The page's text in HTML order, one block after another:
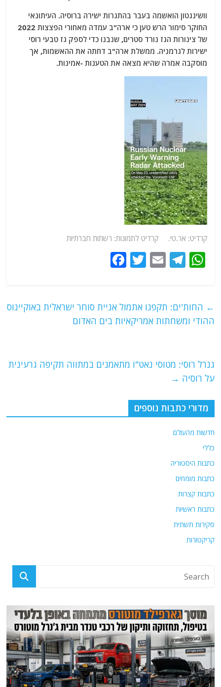
וושינגטון הואשמה בעבר בהתגרות ישירה ברוסיה. העיתונאי
החוקר סימור הרש טען כי ארה"ב עמדה מאחורי הפצצות 2022
של צינורות הגז נורד סטרים, שנבנו כדי לספק גז טבעי רוסי
ישירות לגרמניה. ממשלת ארה"ב דחתה את ההאשמות, אך
מוסקבה אמרה שהיא מצאה את הטענות -אמינות.
קרדיט: אר.טי. קרדיט לתמונות: רשתות חברתיות
W
s
A
T
g
ra
E
l
T
er
e
b
k
← החות'ים: תקפנו אתמול אניית סוחר ישראלית באוקיינוס
ההודי ומשחתות אמריקאיות בים האדום
גנרל רוסי: מטוסי נאט"ו מתאמנים במתווה תקיפה גרעינית
על רוסיה →
מדורי כתבות נוספים
חדשות מהעולם
כללי
כתבות היסטוריה
כתבות מומחים
כתבות קצרות
כתבות ראשיות
סקירות תשתית
קריקטורות